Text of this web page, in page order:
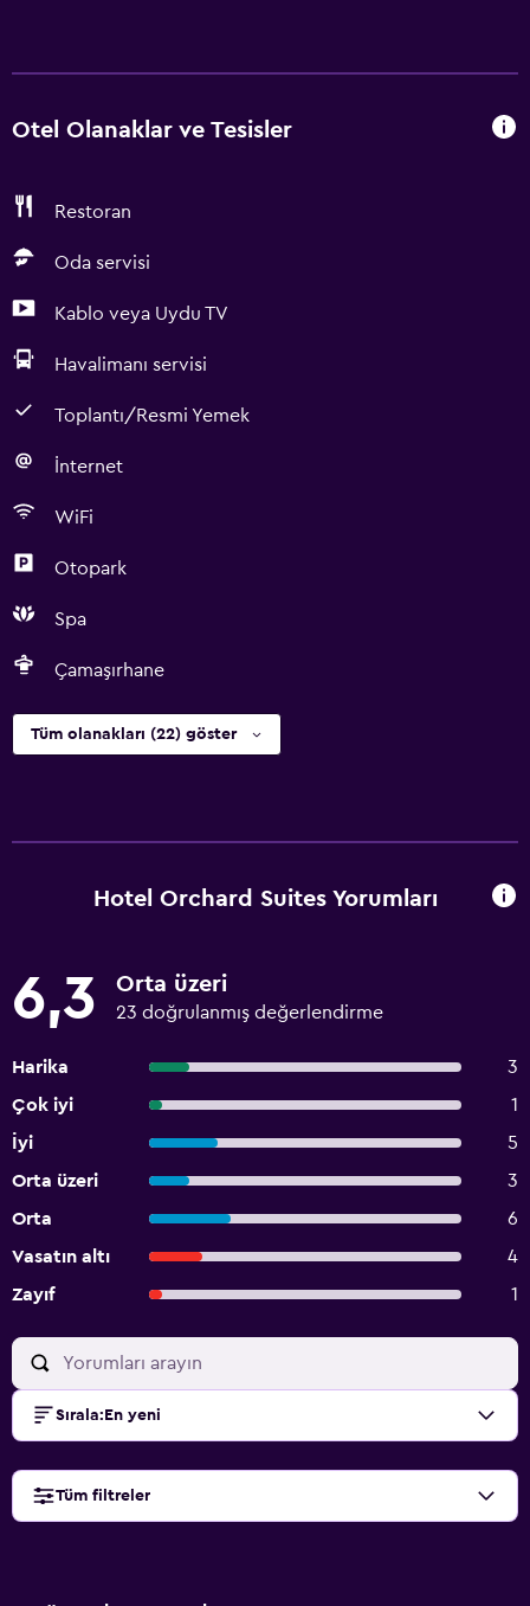
Otel Olanaklar ve Tesisler
Restoran
Oda servisi
Kablo veya Uydu TV
Havalimanı servisi
Toplantı/Resmi Yemek
İnternet
WiFi
Otopark
Spa
Çamaşırhane
Tüm olanakları (22) göster
Hotel Orchard Suites Yorumları
6,3 Orta üzeri
23 doğrulanmış değerlendirme
Harika
3
Çok iyi
1
İyi
5
Orta üzeri
3
Orta
6
Vasatın altı
4
Zayıf
1
Sırala: En yeni
Tüm filtreler